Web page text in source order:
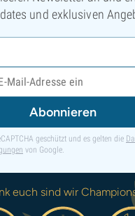
und exklusiven
Abonnieren
geschützt und es gelten die
von Google.
euch sind wir